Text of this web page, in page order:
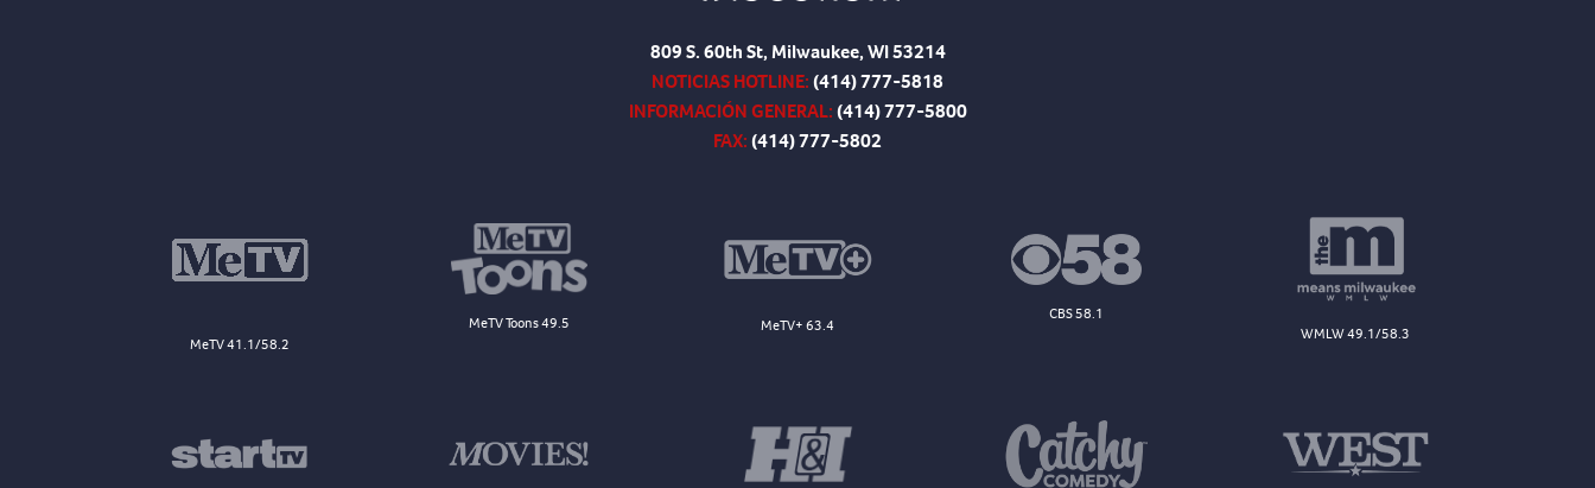
809 S. 60th St, Milwaukee, WI 53214
NOTICIAS HOTLINE:(414) 777-5818
INFORMACIÓN GENERAL:(414) 777-5800
FAX:(414) 777-5802
MeTV 41.1/58.2
MeTV Toons 49.5 MeTV+ 63.4
CBS 58.1
WMLW 49.1/58.3